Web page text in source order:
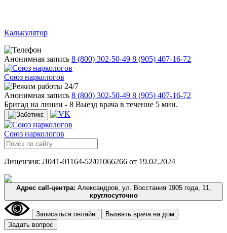
Калькулятор
Анонимная запись 8 (800) 302-50-49 8 (905) 407-16-72
Союз наркологов
24/7
Анонимная запись 8 (800) 302-50-49 8 (905) 407-16-72
Бригад на линии - 8 Выезд врача в течение 5 мин.
Союз наркологов
Лицензия: Л041-01164-52/01066266 от 19.02.2024
Адрес call-центра:
Александров, ул. Восстания 1905 года, 11,
круглосуточно
Записаться онлайн
Вызвать врача на дом
Задать вопрос